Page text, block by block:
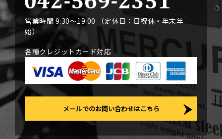
営業時間 9:30〜19:00 （定休日：日祝休・年末年
始）
各種クレジットカード対応
メールでのお問い合わせはこちら